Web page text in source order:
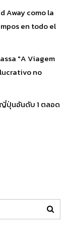
Away como la
en todo el
"A Viagem
no
ปุ่นอันดับ 1 ตลอด